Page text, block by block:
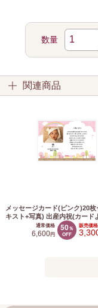
数量
関連商品
メッセージカード(ピンク)20
キスト+写真) 出産内祝(カード
通常価格
6,600円
販売価格
50％
OFF